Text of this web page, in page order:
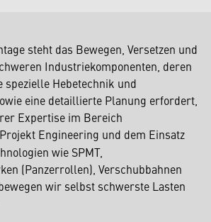
steht das Bewegen, Versetzen und
Industriekomponenten, deren
spezielle Hebetechnik und
eine detaillierte Planung erfordert,
Expertise im Bereich
Engineering und dem Einsatz
wie SPMT,
(Panzerrollen), Verschubbahnen
wir selbst schwerste Lasten